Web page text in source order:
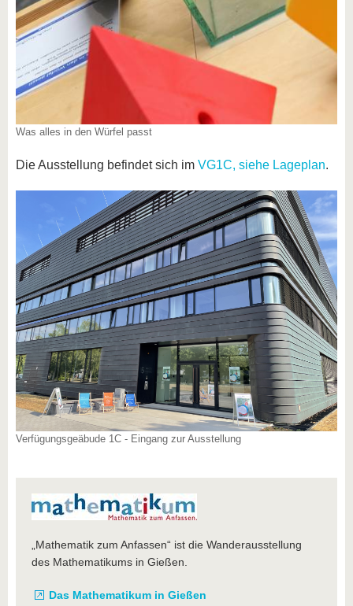
Was alles in den Würfel passt
Die Ausstellung befindet sich im VG1C, siehe Lageplan.
Verfügungsgeäbude 1C - Eingang zur Ausstellung
„Mathematik zum Anfassen“ ist die Wanderausstellung
des Mathematikums in Gießen.
Das Mathematikum in Gießen